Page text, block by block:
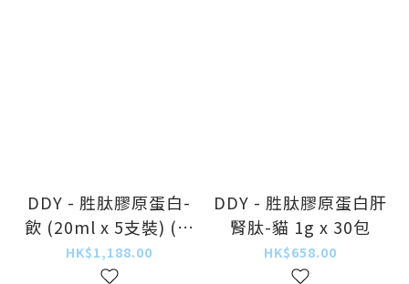
DDY - 胜肽膠原蛋白-
飲 (20ml x 5支裝) (貓
狗通用)
HK$1,188.00
DDY - 胜肽膠原蛋白肝
腎肽-貓 1g x 30包
HK$658.00